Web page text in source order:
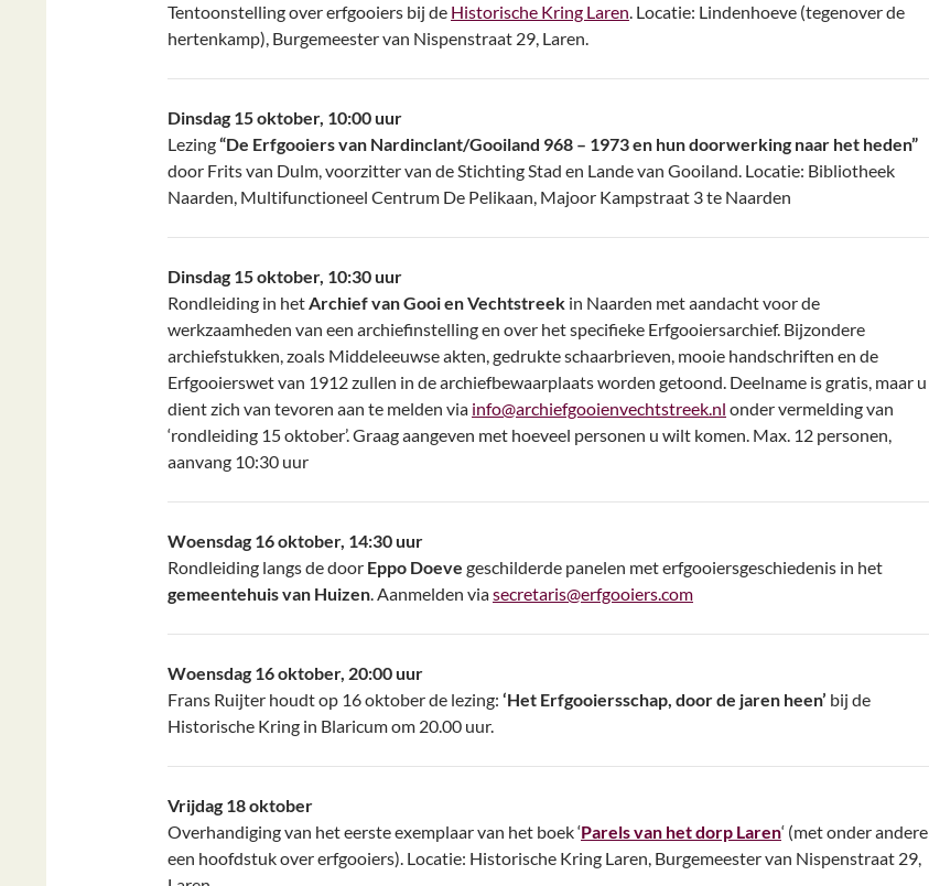
Tentoonstelling over erfgooiers bij de Historische Kring Laren. Locatie: Lindenhoeve (tegenover de
hertenkamp), Burgemeester van Nispenstraat 29, Laren.
Dinsdag 15 oktober, 10:00 uur
Lezing“De Erfgooiers van Nardinclant/Gooiland 968 – 1973 en hun doorwerking naar het heden”
door Frits van Dulm, voorzitter van de Stichting Stad en Lande van Gooiland. Locatie: Bibliotheek
Naarden, Multifunctioneel Centrum De Pelikaan, Majoor Kampstraat 3 te Naarden
Dinsdag 15 oktober, 10:30 uur
Rondleiding in hetArchief van Gooi en Vechtstreek in Naarden met aandacht voor de
werkzaamheden van een archiefinstelling en over het specifieke Erfgooiersarchief. Bijzondere
archiefstukken, zoals Middeleeuwse akten, gedrukte schaarbrieven, mooie handschriften en de
Erfgooierswet van 1912 zullen in de archiefbewaarplaats worden getoond. Deelname is gratis, maar u
dient zich van tevoren aan te melden via info@archiefgooienvechtstreek.nl onder vermelding van
‘rondleiding 15 oktober’. Graag aangeven met hoeveel personen u wilt komen. Max. 12 personen,
aanvang 10:30 uur
Woensdag 16 oktober, 14:30 uur
Rondleiding langs de door Eppo Doeve geschilderde panelen met erfgooiersgeschiedenis in het
gemeentehuis van Huizen. Aanmelden viasecretaris@erfgooiers.com
Woensdag 16 oktober, 20:00 uur
Frans Ruijter houdt op 16 oktober de lezing: ‘Het Erfgooiersschap, door de jaren heen’ bij de
Historische Kring in Blaricum om 20.00 uur.
Vrijdag 18 oktober
Overhandiging van het eerste exemplaar van het boek ‘Parels van het dorp Laren‘ (met onder andere
een hoofdstuk over erfgooiers). Locatie: Historische Kring Laren, Burgemeester van Nispenstraat 29,